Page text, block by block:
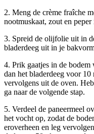
2. Meng de crème fraîche
nootmuskaat, zout en peper
3. Spreid de olijfolie uit in
bladerdeeg uit in je
4. Prik gaatjes in de
dan het bladerdeeg voor
vervolgens uit de oven.
ga naar de volgende stap.
5. Verdeel de paneermeel
het vocht op, zodat de
eroverheen en leg